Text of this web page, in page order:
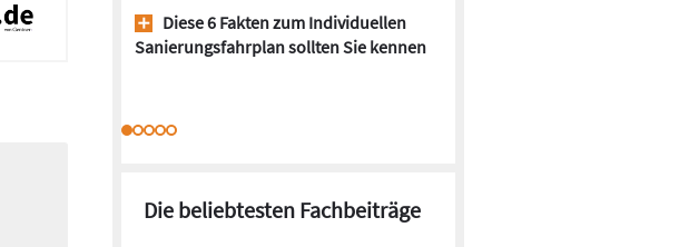
Diese 6 Fakten zum Individuellen
Sanierungsfahrplan sollten Sie kennen
Die beliebtesten Fachbeiträge